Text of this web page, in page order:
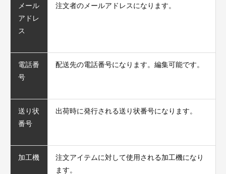
メール
アドレ
ス
注文者のメールアドレスになります。
電話番
号
配送先の電話番号になります。編集可能です。
送り状
番号
出荷時に発行される送り状番号になります。
加工機
注文アイテムに対して使用される加工機になり
ます。